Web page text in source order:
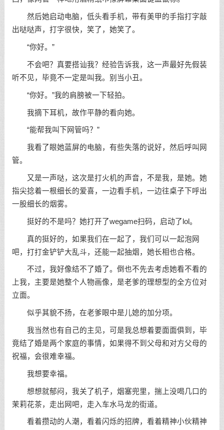
然后她启动电脑，低头看手机，带有美甲的手指打字敲
出哒哒声，打字很快，笑了，她笑了。
“你好。”
不会吧？真要搭讪我？经验告诉我，这一声最好先假装
听不见，毕竟不一定是叫我。别当小丑。
“你好。”我的肩膀被一下轻拍。
我摘下耳机，故作平静的看向她。
“能帮我叫下网管吗？”
我看了眼她蓝屏的电脑，有些失落的说好，然后呼叫网
管。
又是一声哒，这次是打火机的声音，不是我，是她。她
指尖捻着一根细长的爱喜，一边看手机，一边往桌子下呼出
一股细长的烟雾。
挺好的不是吗？她打开了wegame扫码，启动了lol。
真的挺好的，如果我们在一起了，我们可以一起泡网
吧，打打金铲铲大乱斗，还能一起抽烟，她长相也合格。
不过，我好像结不了婚了。倒也不先去考虑她看不看的
上我，主要是她整个人物画像，是老爹的理想型的全方位对
立面。
似乎其貌不扬，在老爹眼中是儿媳的加分项。
我当然也有自己的主见，可是我总想着要面面俱到，毕
竟结了婚是两个家庭的事情，如果得不到父母和对方父母的
祝福，会很难幸福。
我想要幸福。
想想就郁闷，我关了机子，烟塞兜里，揣上没喝几口的
茉莉花茶，走出网吧，走入车水马龙的街道。
看着攒动的人潮，看着闪烁的招牌，看着精神小伙精神